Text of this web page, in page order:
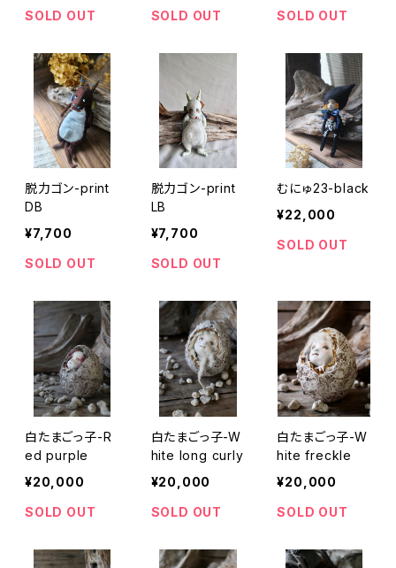
SOLD OUT
SOLD OUT
SOLD OUT
脱力ゴン-print
DB
¥7,700
SOLD OUT
脱力ゴン-print
LB
¥7,700
SOLD OUT
むにゅ23-black
¥22,000
SOLD OUT
白たまごっ子-R
ed purple
¥20,000
SOLD OUT
白たまごっ子-W
hite long curly
¥20,000
SOLD OUT
白たまごっ子-W
hite freckle
¥20,000
SOLD OUT